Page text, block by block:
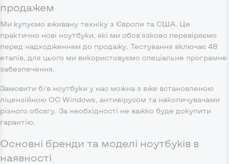
продажем
Ми купуємо вживану техніку з Європи та США. Це
практично нові ноутбуки, які ми обов'язково перевіряємо
перед надходженням до продажу. Тестування включає 48
етапів, для цього ми використовуємо спеціальне програмне
забезпечення.
Замовити б/в ноутбуки у нас можна з вже встановленою
ліцензійною ОС Windows, антивірусом та накопичувачами
різного обсягу. За необхідності не важко буде докупити
гарантію.
Основні бренди та моделі ноутбуків в
наявності